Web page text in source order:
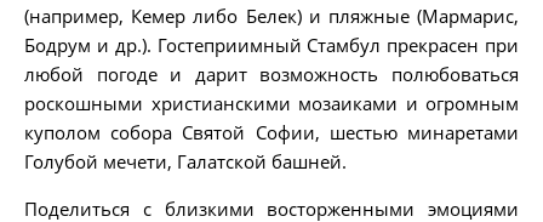
(например, Кемер либо Белек) и пляжные (Мармарис,
Бодрум и др.). Гостеприимный Стамбул прекрасен при
любой погоде и дарит возможность полюбоваться
роскошными христианскими мозаиками и огромным
куполом собора Святой Софии, шестью минаретами
Голубой мечети, Галатской башней.
Поделиться с близкими восторженными эмоциями